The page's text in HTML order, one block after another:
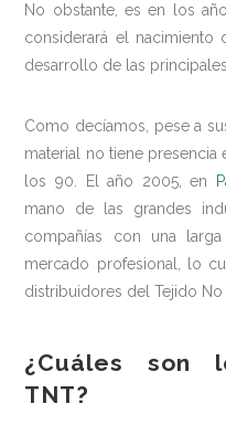
No obstante, es en los
considerará el nacimiento
desarrollo de las
Como decíamos, pese a
material no tiene presencia
los 90. El año 2005, en
mano de las grandes
compañías con una
mercado profesional, lo
distribuidores del Tejido No
¿Cuáles son
TNT?